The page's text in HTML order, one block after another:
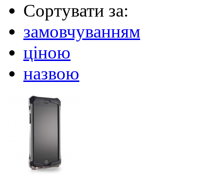
Сортувати за:
замовчуванням
ціною
назвою